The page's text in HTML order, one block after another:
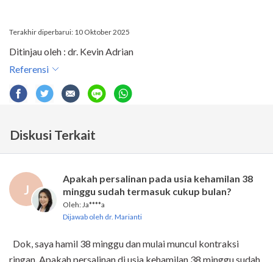
Terakhir diperbarui: 10 Oktober 2025